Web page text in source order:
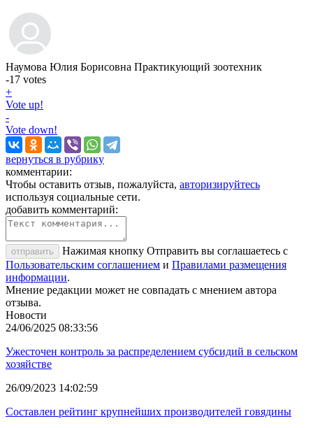
Наумова Юлия Борисовна Практикующий зоотехник
-17 votes
+
Vote up!
-
Vote down!
вернуться в рубрику
комментарии:
Чтобы оставить отзыв, пожалуйста, авторизируйтесь
используя социальные сети.
добавить комментарий:
отправить
Нажимая кнопку Отправить вы соглашаетесь с
Пользовательским соглашением и Правилами размещения
информации.
Мнение редакции может не совпадать с мнением автора
отзыва.
Новости
24/06/2025 08:33:56
Ужесточен контроль за распределением субсидий в сельском
хозяйстве
26/09/2023 14:02:59
Составлен рейтинг крупнейших производителей говядины